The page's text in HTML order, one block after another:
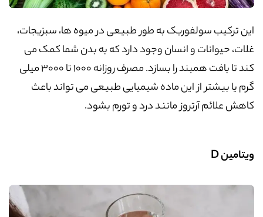
این ترکیب سولفوریک به طور طبیعی در میوه ها، سبزیجات،
غلات، حیوانات و انسان وجود دارد که به بدن شما کمک می
کند تا بافت همبند را بسازد. مصرف روزانه 1000 تا 3000 میلی
گرم یا بیشتر از این ماده شیمیایی طبیعی می تواند باعث
کاهش علائم آرتروز مانند درد و تورم بشود.
ویتامینD